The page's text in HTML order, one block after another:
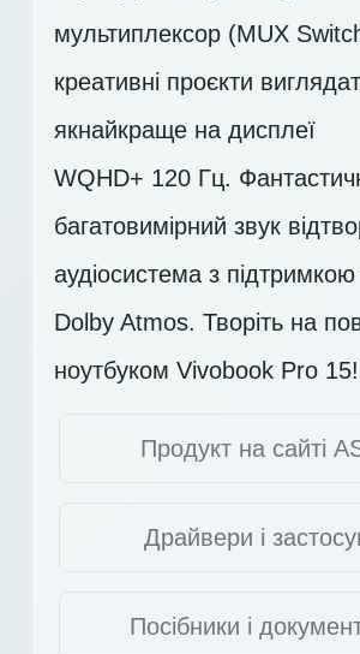
мультиплексор (MUX
креативні проєкти
якнайкраще на дисплеї
WQHD+ 120 Гц.
багатовимірний звук
аудіосистема з підтримкою
Dolby Atmos. Творіть на
ноутбуком Vivobook Pro 15!
Продукт на сайті
Драйвери і
Посібники і